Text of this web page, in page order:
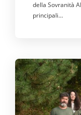
della Sovranità
principali…